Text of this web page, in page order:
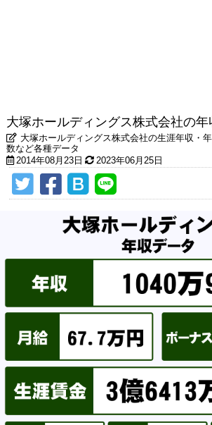
大塚ホールディングス株式会社の年
大塚ホールディングス株式会社の生涯年収・
数など各種データ
2014年08月23日
2023年06月25日